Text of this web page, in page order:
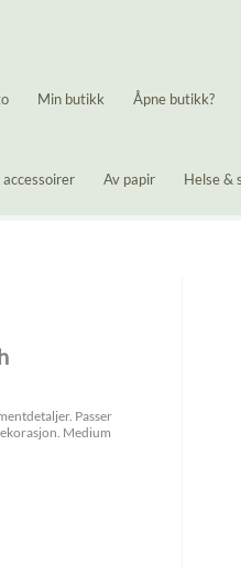
Min butikk Åpne butikk?
Av papir Helse &
Passer
Medium